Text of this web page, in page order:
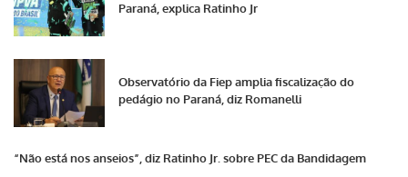
Paraná, explica Ratinho Jr
Observatório da Fiep amplia fiscalização do
pedágio no Paraná, diz Romanelli
“Não está nos anseios”, diz Ratinho Jr. sobre PEC da Bandidagem